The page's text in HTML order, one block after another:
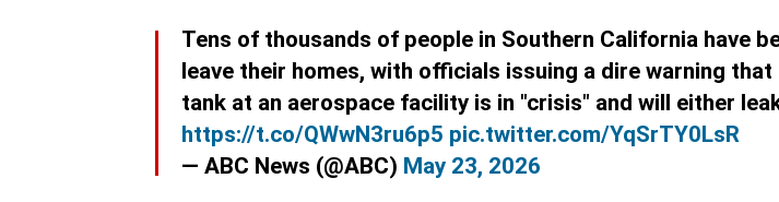
Tens of thousands of people in Southern California have
leave their homes, with officials issuing a dire warning that
tank at an aerospace facility is in "crisis" and will either
https://t.co/QWwN3ru6p5 pic.twitter.com/YqSrTY0LsR
— ABC News (@ABC) May 23, 2026